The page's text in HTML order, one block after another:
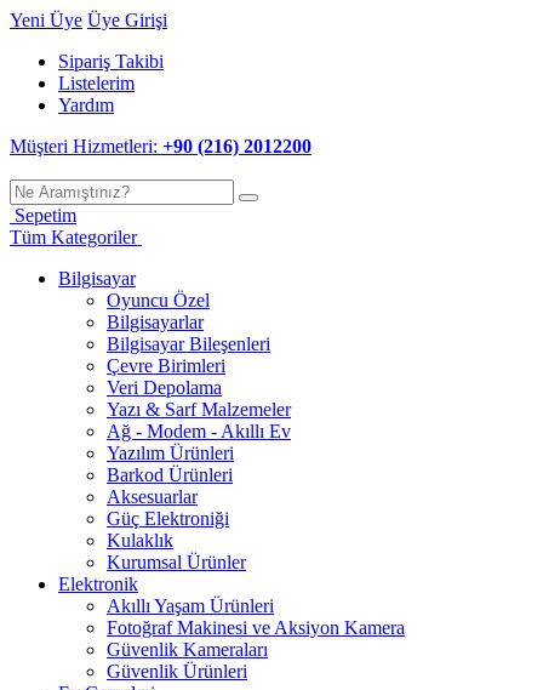
Yeni Üye Üye Girişi
Sipariş Takibi
Listelerim
Yardım
Müşteri Hizmetleri: +90 (216) 2012200
Sepetim
Tüm Kategoriler
Bilgisayar
Oyuncu Özel
Bilgisayarlar
Bilgisayar Bileşenleri
Çevre Birimleri
Veri Depolama
Yazı & Sarf Malzemeler
Ağ - Modem - Akıllı Ev
Yazılım Ürünleri
Barkod Ürünleri
Aksesuarlar
Güç Elektroniği
Kulaklık
Kurumsal Ürünler
Elektronik
Akıllı Yaşam Ürünleri
Fotoğraf Makinesi ve Aksiyon Kamera
Güvenlik Kameraları
Güvenlik Ürünleri